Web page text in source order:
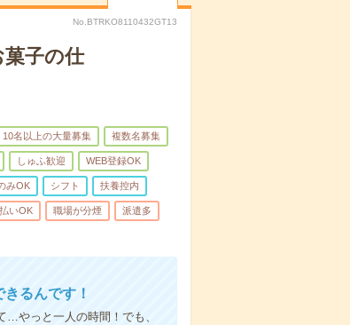
No.BTRKO8110432GT13
菓子の仕
10名以上の大量募集 複数名募集
しゅふ歓迎 WEB登録OK
みOK シフト 扶養控内
いOK 職場が分煙 派遣多
るんです！
やっと一人の時間！でも、